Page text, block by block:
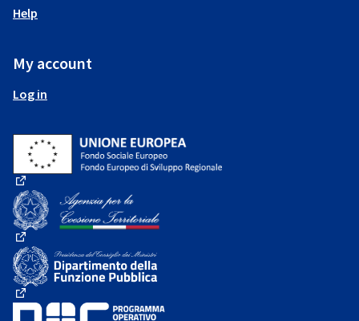
Help
My account
Log in
(External link)
(External link)
(External link)